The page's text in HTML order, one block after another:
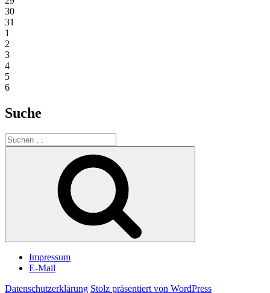
30
31
1
2
3
4
5
6
Suche
Suchen
nach:
Impressum
E-Mail
Datenschutzerklärung Stolz präsentiert von WordPress